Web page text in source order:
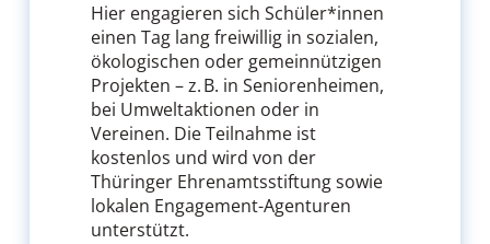
Hier engagieren sich Schüler*innen
einen Tag lang freiwillig in sozialen,
ökologischen oder gemeinnützigen
Projekten – z. B. in Seniorenheimen,
bei Umweltaktionen oder in
Vereinen. Die Teilnahme ist
kostenlos und wird von der
Thüringer Ehrenamtsstiftung sowie
lokalen Engagement-Agenturen
unterstützt.